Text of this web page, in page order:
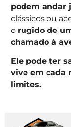
podem andar
clássicos ou
o rugido de
chamado à
Ele pode ter
vive em cada
limites.